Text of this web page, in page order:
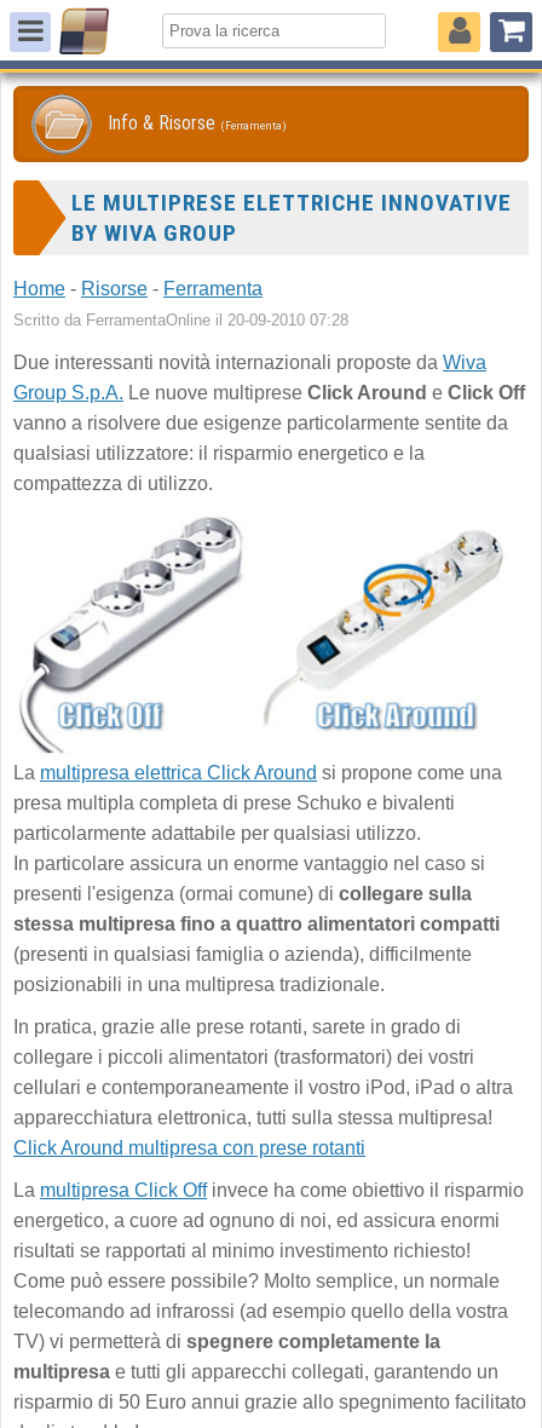
Info & Risorse (Ferramenta)
LE MULTIPRESE ELETTRICHE INNOVATIVE
BY WIVA GROUP
Home - Risorse - Ferramenta
Scritto da FerramentaOnline il 20-09-2010 07:28
Due interessanti novità internazionali proposte da Wiva
Group S.p.A. Le nuove multiprese Click Around e Click Off
vanno a risolvere due esigenze particolarmente sentite da
qualsiasi utilizzatore: il risparmio energetico e la
compattezza di utilizzo.
La multipresa elettrica Click Around si propone come una
presa multipla completa di prese Schuko e bivalenti
particolarmente adattabile per qualsiasi utilizzo.
In particolare assicura un enorme vantaggio nel caso si
presenti l'esigenza (ormai comune) di collegare sulla
stessa multipresa fino a quattro alimentatori compatti
(presenti in qualsiasi famiglia o azienda), difficilmente
posizionabili in una multipresa tradizionale.
In pratica, grazie alle prese rotanti, sarete in grado di
collegare i piccoli alimentatori (trasformatori) dei vostri
cellulari e contemporaneamente il vostro iPod, iPad o altra
apparecchiatura elettronica, tutti sulla stessa multipresa!
Click Around multipresa con prese rotanti
La multipresa Click Offinvece ha come obiettivo il risparmio
energetico, a cuore ad ognuno di noi, ed assicura enormi
risultati se rapportati al minimo investimento richiesto!
Come può essere possibile? Molto semplice, un normale
telecomando ad infrarossi (ad esempio quello della vostra
TV) vi permetterà di spegnere completamente la
multipresa e tutti gli apparecchi collegati, garantendo un
risparmio di 50 Euro annui grazie allo spegnimento facilitato